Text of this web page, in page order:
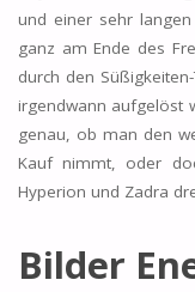
und einer sehr
ganz am Ende des
durch den
irgendwann aufgelöst
genau, ob man den
Kauf nimmt, oder
Hyperion und Zadra
Bilder